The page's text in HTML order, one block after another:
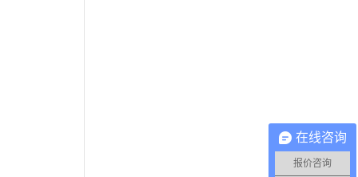
在线咨询
报价咨询